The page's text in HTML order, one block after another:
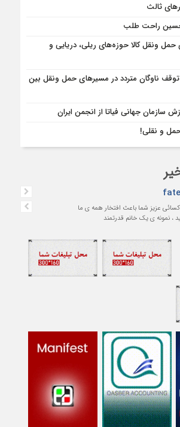
ثالث
حسین راحت طلب
ونقل کالا حوزه‌های ریلی، دریایی و
ناوگان متردد در مسيرهاى حمل ونقل بين
سازمان جهانی فياتا از انجمن ایران
و نقلی!
عزیز شما باعث افتخار همه ی ما
، نمونه ی یک خانم قدرتمند